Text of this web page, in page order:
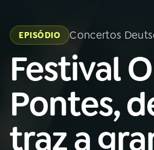
Buscar
na
Rádio
MEC
Início
01INÍCIO
na
Rádio
EPISÓDIO Concertos
Festival
Pontes,
traz a